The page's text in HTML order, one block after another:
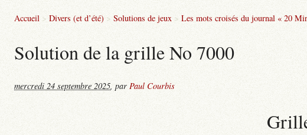
Accueil > Divers (et d’été) > Solutions de jeux > Les mots croisés du journal « 20
Solution de la grille No 7000
mercredi 24 septembre 2025, par Paul Courbis